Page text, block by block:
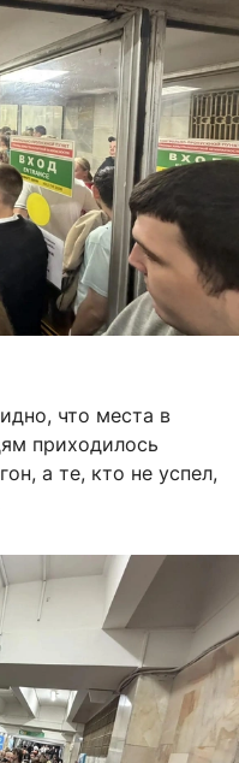
что места в
приходилось
а те, кто не успел,